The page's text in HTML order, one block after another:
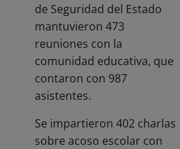
de Seguridad del Estado
mantuvieron 473
reuniones con la
comunidad educativa, que
contaron con 987
asistentes.
Se impartieron 402 charlas
sobre acoso escolar con